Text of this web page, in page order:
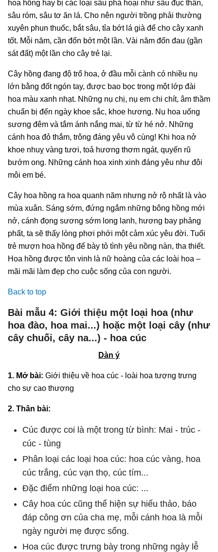
hoa hồng hay bị các loại sâu phá hoại như sâu đục thân,
sâu róm, sâu tơ ăn lá. Cho nên người trồng phải thường
xuyên phun thuốc, bắt sâu, tỉa bớt lá già để cho cây xanh
tốt. Mỗi năm, cần đốn bớt một lần. Vài năm đốn đau (gần
sát đất) một lần cho cây trẻ lại.
Cây hồng đang độ trổ hoa, ở đầu mỗi cành có nhiều nụ
lớn bằng đốt ngón tay, được bao bọc trong một lớp đài
hoa màu xanh nhạt. Những nụ chị, nụ em chi chít, âm thầm
chuẩn bị đến ngày khoe sắc, khoe hương. Nụ hoa uống
sương đêm và tắm ánh nắng mai, từ từ hé nở. Những
cánh hoa đỏ thắm, trông đáng yêu vô cùng! Khi hoa nở
khoe nhuỵ vàng tươi, toả hương thơm ngát, quyến rũ
bướm ong. Những cánh hoa xinh xinh đáng yêu như đôi
môi em bé.
Cây hoa hồng ra hoa quanh năm nhưng nở rộ nhất là vào
mùa xuân. Sáng sớm, đứng ngắm những bông hồng mới
nở, cánh đọng sương sớm long lanh, hương bay phảng
phất, ta sẽ thấy lòng phơi phới một cảm xúc yêu đời. Tuổi
trẻ mượn hoa hồng để bày tỏ tình yêu nồng nàn, tha thiết.
Hoa hồng được tôn vinh là nữ hoàng của các loài hoa –
mãi mãi làm đẹp cho cuộc sống của con người.
Back to top
Bài mẫu 4: Giới thiệu một loại hoa (như
hoa đào, hoa mai...) hoặc một loại cây (như
cây chuối, cây na...) - hoa cúc
Dàn ý
1. Mở bài: Giới thiệu về hoa cúc - loài hoa tượng trưng
cho sự cao thượng
2. Thân bài:
Cúc được coi là một trong từ bình: Mai - trúc -
cúc - tùng
Phân loại các loại hoa cúc: hoa cúc vàng, hoa
cúc trắng, cúc vạn thọ, cúc tím...
Đặc điểm những loại hoa cúc: ...
Cây hoa cúc cũng thể hiện sự hiếu thảo, báo
đáp công ơn của cha mẹ, mỗi cánh hoa là mỗi
ngày người mẹ được sống.
Hoa cúc được trưng bày trong những ngày lễ